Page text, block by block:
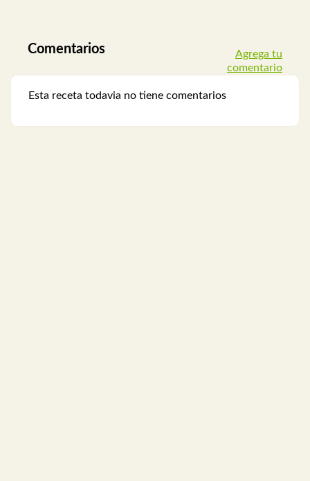
Comentarios
Agrega tu
comentario
Esta receta todavia no tiene comentarios